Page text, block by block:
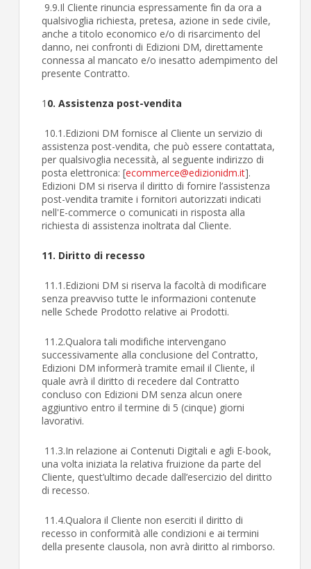
9.9.Il Cliente rinuncia espressamente fin da ora a
qualsivoglia richiesta, pretesa, azione in sede civile,
anche a titolo economico e/o di risarcimento del
danno, nei confronti di Edizioni DM, direttamente
connessa al mancato e/o inesatto adempimento del
presente Contratto.
1 0. Assistenza post-vendita
10.1.Edizioni DM fornisce al Cliente un servizio di
assistenza post-vendita, che può essere contattata,
per qualsivoglia necessità, al seguente indirizzo di
posta elettronica: [ecommerce@edizionidm.it].
Edizioni DM si riserva il diritto di fornire l’assistenza
post-vendita tramite i fornitori autorizzati indicati
nell'E-commerce o comunicati in risposta alla
richiesta di assistenza inoltrata dal Cliente.
11. Diritto di recesso
11.1.Edizioni DM si riserva la facoltà di modificare
senza preavviso tutte le informazioni contenute
nelle Schede Prodotto relative ai Prodotti.
11.2.Qualora tali modifiche intervengano
successivamente alla conclusione del Contratto,
Edizioni DM informerà tramite email il Cliente, il
quale avrà il diritto di recedere dal Contratto
concluso con Edizioni DM senza alcun onere
aggiuntivo entro il termine di 5 (cinque) giorni
lavorativi.
11.3.In relazione ai Contenuti Digitali e agli E-book,
una volta iniziata la relativa fruizione da parte del
Cliente, quest’ultimo decade dall’esercizio del diritto
di recesso.
11.4.Qualora il Cliente non eserciti il diritto di
recesso in conformità alle condizioni e ai termini
della presente clausola, non avrà diritto al rimborso.